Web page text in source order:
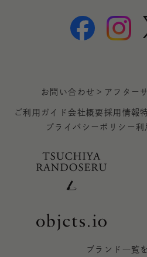
お問い合わせ＞ アフター
ご利用ガイド会社概要採用情報
プライバシーポリシー利
ブランド一覧